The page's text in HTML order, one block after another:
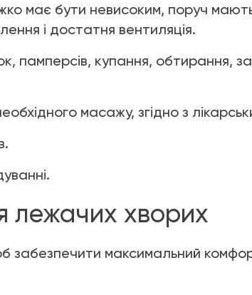
має бути невисоким, поруч
і достатня вентиляція.
памперсів, купання, обтирання,
масажу, згідно з
лежачих хворих
забезпечити максимальний